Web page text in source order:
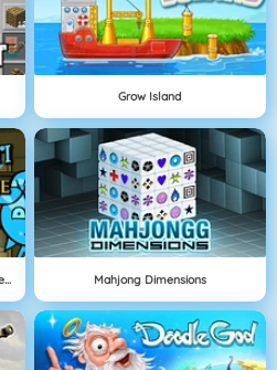
Grow Island
Fireboy And Watergirl: The Forrest Temple Mahjong Dimensions